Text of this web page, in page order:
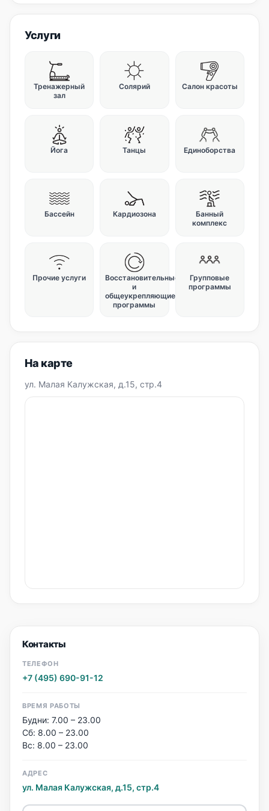
Услуги
Тренажерный
зал
Солярий Салон красоты
Йога Танцы Единоборства
Бассейн Кардиозона
Банный
комплекс
Прочие услуги
Восстановительные
и
общеукрепляющие
программы
Групповые
программы
На карте
ул. Малая Калужская, д.15, стр.4
Контакты
ТЕЛЕФОН
+7 (495) 690-91-12
ВРЕМЯ РАБОТЫ
Будни: 7.00 – 23.00
Сб: 8.00 – 23.00
Вс: 8.00 – 23.00
АДРЕС
ул. Малая Калужская, д.15, стр.4